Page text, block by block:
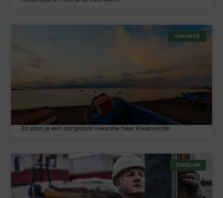
VAKANTIE
Zo plan je een zorgeloze vakantie naar Kaapverdië
ZAKELIJK